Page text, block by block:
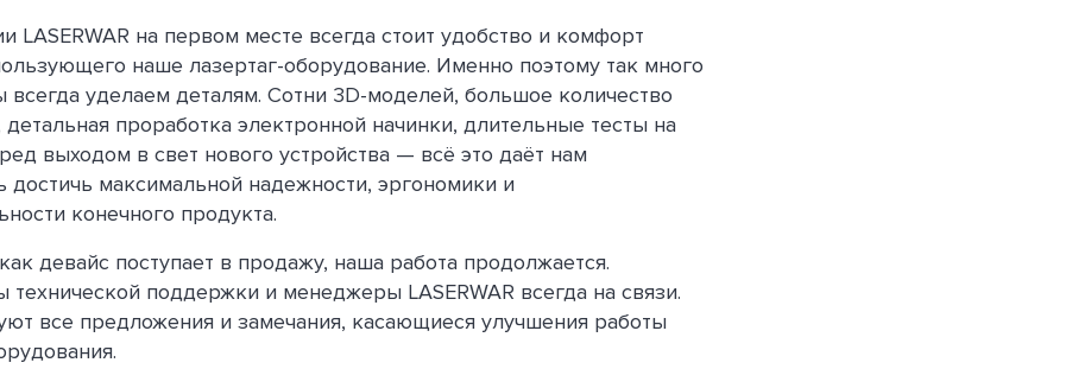
LASERWAR на первом месте всегда стоит удобство и комфорт
наше лазертаг-оборудование. Именно поэтому так много
всегда уделаем деталям. Сотни 3D-моделей, большое количество
проработка электронной начинки, длительные тесты на
выходом в свет нового устройства — всё это даёт нам
достичь максимальной надежности, эргономики и
конечного продукта.
девайс поступает в продажу, наша работа продолжается.
технической поддержки и менеджеры LASERWAR всегда на связи.
все предложения и замечания, касающиеся улучшения работы